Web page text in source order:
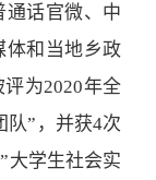
通话官微、中
体和当地乡政
为2020年全
队”，并获4次
大学生社会实